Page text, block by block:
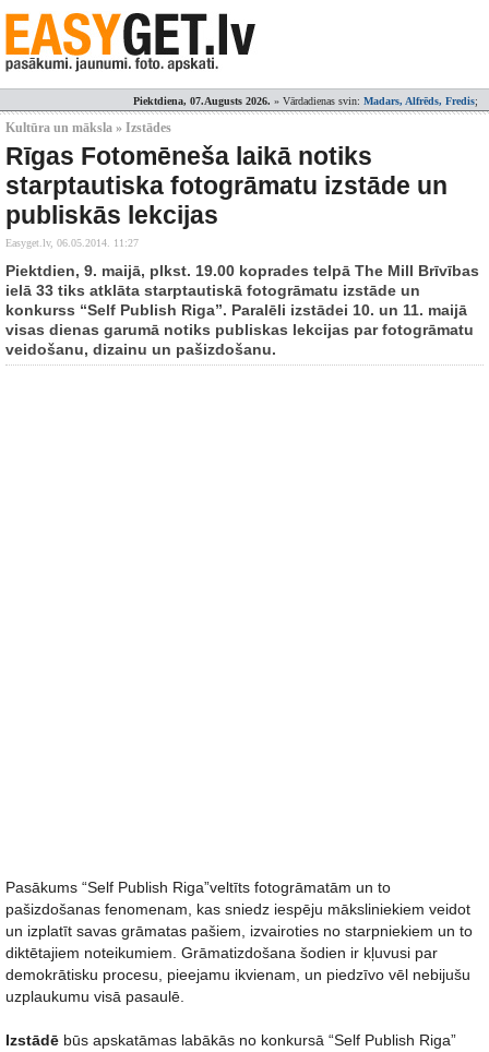
Piektdiena, 07.Augusts 2026. » Vārdadienas svin: Madars, Alfrēds, Fredis;
Kultūra un māksla » Izstādes
Rīgas Fotomēneša laikā notiks
starptautiska fotogrāmatu izstāde un
publiskās lekcijas
Easyget.lv, 06.05.2014. 11:27
Piektdien, 9. maijā, plkst. 19.00 koprades telpā The Mill Brīvības
ielā 33 tiks atklāta starptautiskā fotogrāmatu izstāde un
konkurss “Self Publish Riga”. Paralēli izstādei 10. un 11. maijā
visas dienas garumā notiks publiskas lekcijas par fotogrāmatu
veidošanu, dizainu un pašizdošanu.
Pasākums “Self Publish Riga”veltīts fotogrāmatām un to
pašizdošanas fenomenam, kas sniedz iespēju māksliniekiem veidot
un izplatīt savas grāmatas pašiem, izvairoties no starpniekiem un to
diktētajiem noteikumiem. Grāmatizdošana šodien ir kļuvusi par
demokrātisku procesu, pieejamu ikvienam, un piedzīvo vēl nebijušu
uzplaukumu visā pasaulē.
Izstādē būs apskatāmas labākās no konkursā “Self Publish Riga”